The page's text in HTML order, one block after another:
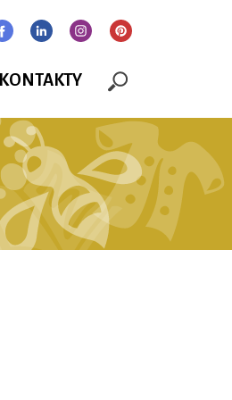
KONTAKTY